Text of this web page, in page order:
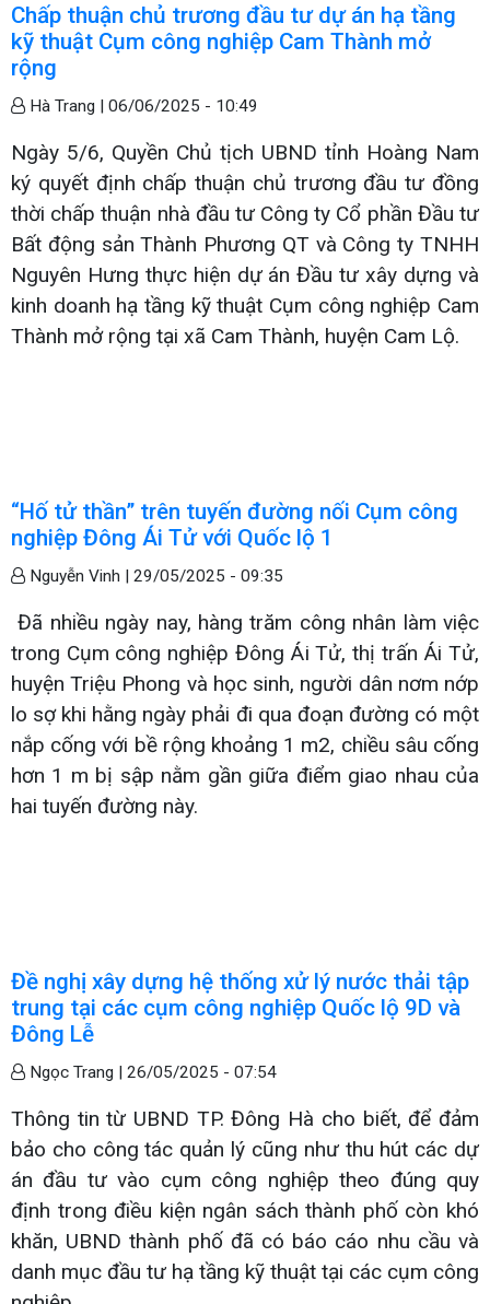
Chấp thuận chủ trương đầu tư dự án hạ tầng
kỹ thuật Cụm công nghiệp Cam Thành mở
rộng
Hà Trang | 06/06/2025 - 10:49
Ngày 5/6, Quyền Chủ tịch UBND tỉnh Hoàng Nam
ký quyết định chấp thuận chủ trương đầu tư đồng
thời chấp thuận nhà đầu tư Công ty Cổ phần Đầu tư
Bất động sản Thành Phương QT và Công ty TNHH
Nguyên Hưng thực hiện dự án Đầu tư xây dựng và
kinh doanh hạ tầng kỹ thuật Cụm công nghiệp Cam
Thành mở rộng tại xã Cam Thành, huyện Cam Lộ.
“Hố tử thần” trên tuyến đường nối Cụm công
nghiệp Đông Ái Tử với Quốc lộ 1
Nguyễn Vinh | 29/05/2025 - 09:35
Đã nhiều ngày nay, hàng trăm công nhân làm việc
trong Cụm công nghiệp Đông Ái Tử, thị trấn Ái Tử,
huyện Triệu Phong và học sinh, người dân nơm nớp
lo sợ khi hằng ngày phải đi qua đoạn đường có một
nắp cống với bề rộng khoảng 1 m2, chiều sâu cống
hơn 1 m bị sập nằm gần giữa điểm giao nhau của
hai tuyến đường này.
Đề nghị xây dựng hệ thống xử lý nước thải tập
trung tại các cụm công nghiệp Quốc lộ 9D và
Đông Lễ
Ngọc Trang | 26/05/2025 - 07:54
Thông tin từ UBND TP. Đông Hà cho biết, để đảm
bảo cho công tác quản lý cũng như thu hút các dự
án đầu tư vào cụm công nghiệp theo đúng quy
định trong điều kiện ngân sách thành phố còn khó
khăn, UBND thành phố đã có báo cáo nhu cầu và
danh mục đầu tư hạ tầng kỹ thuật tại các cụm công